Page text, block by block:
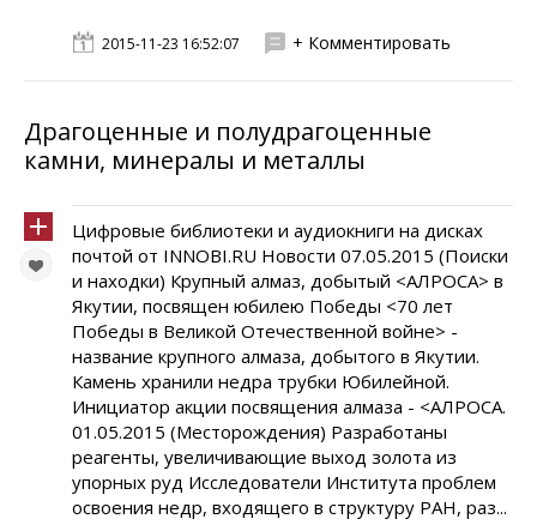
2015-11-23 16:52:07 + Комментировать
Драгоценные и полудрагоценные
камни, минералы и металлы
Цифровые библиотеки и аудиокниги на дисках
почтой от INNOBI.RU Новости 07.05.2015 (Поиски
и находки) Крупный алмаз, добытый <АЛРОСА> в
Якутии, посвящен юбилею Победы <70 лет
Победы в Великой Отечественной войне> -
название крупного алмаза, добытого в Якутии.
Камень хранили недра трубки Юбилейной.
Инициатор акции посвящения алмаза - <АЛРОСА.
01.05.2015 (Месторождения) Разработаны
реагенты, увеличивающие выход золота из
упорных руд Исследователи Института проблем
освоения недр, входящего в структуру РАН, раз...